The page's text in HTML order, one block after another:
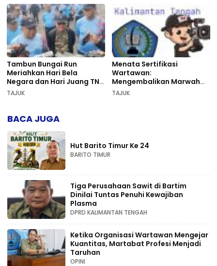
Tambun Bungai Run
Meriahkan Hari Bela
Negara dan Hari Juang TNI
AD di Palangka Raya
TAJUK
Menata Sertifikasi
Wartawan:
Mengembalikan Marwah
Pers dan Keadilan
TAJUK
BACA JUGA
Hut Barito Timur Ke 24
BARITO TIMUR
Tiga Perusahaan Sawit di Bartim
Dinilai Tuntas Penuhi Kewajiban
Plasma
DPRD KALIMANTAN TENGAH
Ketika Organisasi Wartawan Mengejar
Kuantitas, Martabat Profesi Menjadi
Taruhan
OPINI